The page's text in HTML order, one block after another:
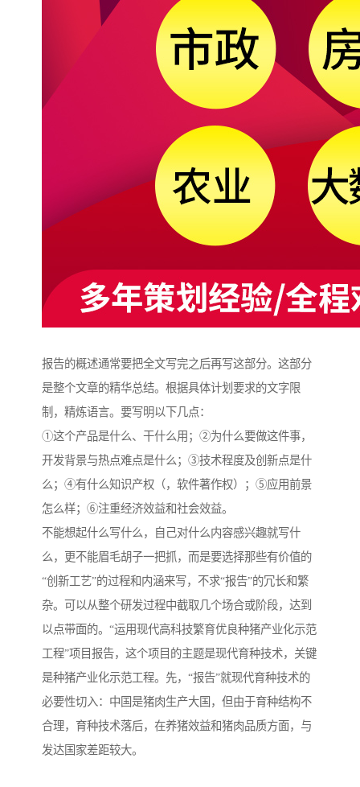
报告的概述通常要把全文写完之后再写这部分。这部分
是整个文章的精华总结。根据具体计划要求的文字限
制，精炼语言。要写明以下几点：
①这个产品是什么、干什么用；②为什么要做这件事，
开发背景与热点难点是什么；③技术程度及创新点是什
么；④有什么知识产权（，软件著作权）；⑤应用前景
怎么样；⑥注重经济效益和社会效益。
不能想起什么写什么，自己对什么内容感兴趣就写什
么，更不能眉毛胡子一把抓，而是要选择那些有价值的
“创新工艺”的过程和内涵来写，不求“报告”的冗长和繁
杂。可以从整个研发过程中截取几个场合或阶段，达到
以点带面的。“运用现代高科技繁育优良种猪产业化示范
工程”项目报告，这个项目的主题是现代育种技术，关键
是种猪产业化示范工程。先，“报告”就现代育种技术的
必要性切入：中国是猪肉生产大国，但由于育种结构不
合理，育种技术落后，在养猪效益和猪肉品质方面，与
发达国家差距较大。